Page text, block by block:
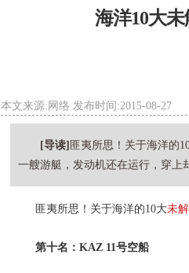
海洋10大
本文来源:网络 发布时间:2015-08-27
[导读] 匪夷所思！关于海洋的
一艘游艇，发动机还在运行，穿上
匪夷所思！关于海洋的10大未
第十名：KAZ 11号空船